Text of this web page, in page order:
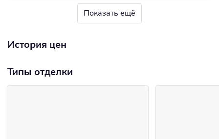
Показать ещё
История цен
Типы отделки